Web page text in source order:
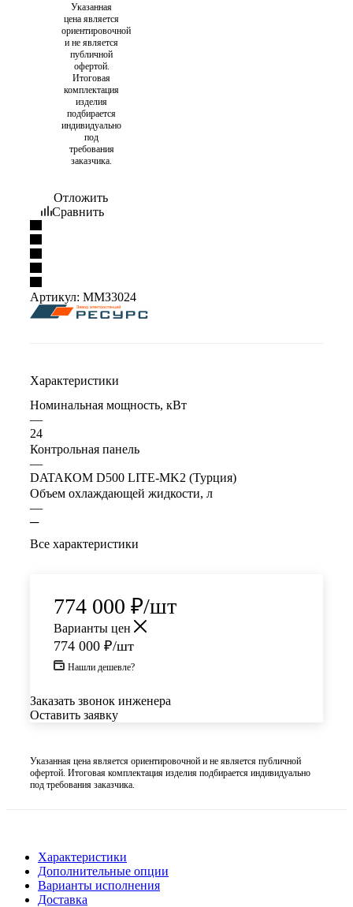
Указанная
цена является
ориентировочной
и не является
публичной
офертой.
Итоговая
комплектация
изделия
подбирается
индивидуально
под
требования
заказчика.
Отложить
Сравнить
Артикул: ММЗ3024
Характеристики
Номинальная мощность, кВт
—
24
Контрольная панель
—
DATAКOM D500 LITE-MK2 (Турция)
Объем охлаждающей жидкости, л
—
─
Все характеристики
774 000 ₽/шт
Варианты цен
774 000 ₽/шт
Нашли дешевле?
Заказать звонок инженера
Оставить заявку
Указанная цена является ориентировочной и не является публичной
офертой. Итоговая комплектация изделия подбирается индивидуально
под требования заказчика.
Характеристики
Дополнительные опции
Варианты исполнения
Доставка